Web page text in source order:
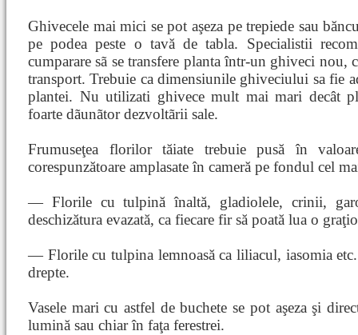
Ghivecele mai mici se pot aşeza pe trepiede sau
pe podea peste o tavă de tabla. Specialistii
cumparare sã se transfere planta într-un ghiveci nou,
transport. Trebuie ca dimensiunile ghiveciului sa fie
plantei. Nu utilizati ghivece mult mai mari decât
foarte dãunãtor dezvoltãrii sale.
Frumuseţea florilor tăiate trebuie pusă în
corespunzătoare amplasate în cameră pe fondul cel
— Florile cu tulpină înaltă, gladiolele, crinii,
deschizătura evazată, ca fiecare fir să poată lua o
— Florile cu tulpina lemnoasă ca liliacul, iasomia etc.
drepte.
Vasele mari cu astfel de buchete se pot aşeza şi
lumină sau chiar în faţa ferestrei.